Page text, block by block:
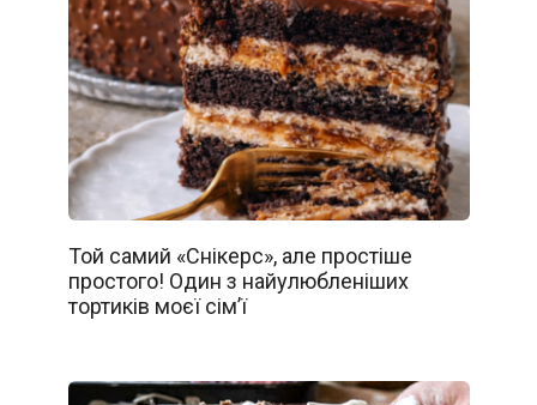
Той самий «Снікерс», але простіше
простого! Один з найулюбленіших
тортиків моєї сім’ї